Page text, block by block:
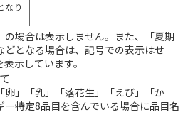
なり
の場合は表示しません。また、「夏期
となる場合は、記号での表示はせ
示しています。
」「乳」「落花生」「えび」「か
ー特定8品目を含んでいる場合に品目名